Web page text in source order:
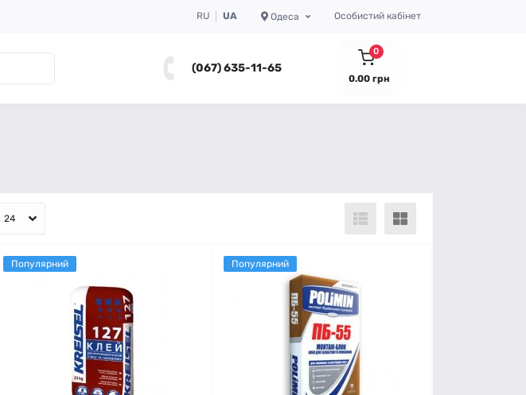
RU UA Одеса Особистий кабінет
(067) 635-11-65
0
0.00 грн
Популярний Популярний